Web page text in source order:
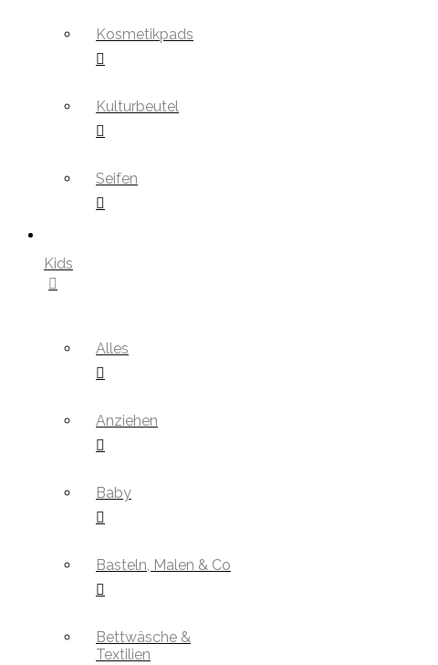
Kosmetikpads
Kulturbeutel
Seifen
Kids
Alles
Anziehen
Baby
Basteln, Malen & Co
Bettwäsche &
Textilien